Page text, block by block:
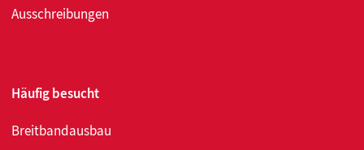
Ausschreibungen
Häufig besucht
Breitbandausbau